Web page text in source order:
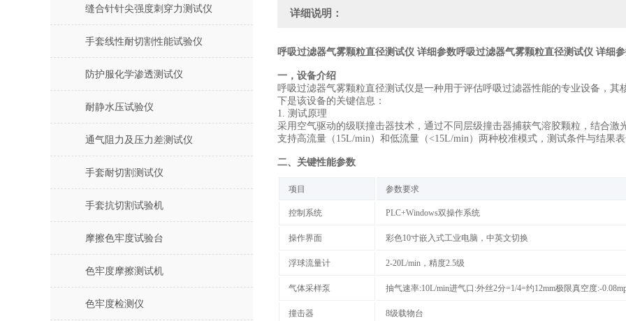
缝合针针尖强度刺穿力测试仪
手套线性耐切割性能试验仪
防护服化学渗透测试仪
耐静水压试验仪
通气阻力及压力差测试仪
手套耐切割测试仪
手套抗切割试验机
摩擦色牢度试验台
色牢度摩擦测试机
色牢度检测仪
详细说明：
呼吸过滤器气雾颗粒直径测试仪 详细参数呼吸过滤器气雾颗粒直径测试仪 详细
一，设备介绍
呼吸过滤器气雾颗粒直径测试仪是一种用于评估呼吸过滤器性能的专业设备，
下是该设备的关键信息：
1. ‌测试原理‌
采用空气驱动的级联撞击器技术，通过不同层级撞击器捕获气溶胶颗粒，结合
支持高流量（15L/min）和低流量（<15L/min）两种校准模式，测试条件与结果
二、关键性能参数
‌项目‌ ‌参数要求‌
控制系统‌ PLC+Windows双操作系统
操作界面‌ 彩色10寸嵌入式工业电脑，中英文切换‌
浮球流量计 2-20L/min，精度2.5级
气体采样泵 抽气速率:10L/min进气口:外丝2分=1/4=约12mm极限真空度:-
撞击器 8级载物台